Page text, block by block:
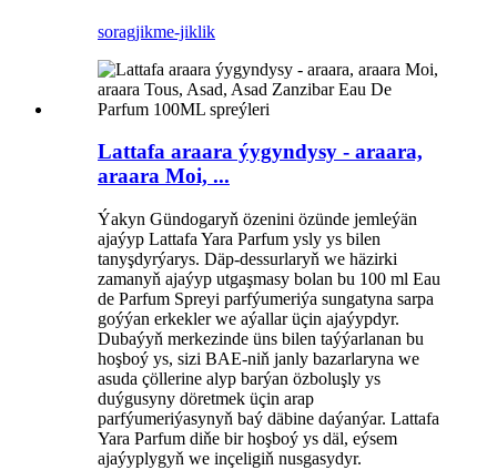
soragjikme-jiklik
Lattafa araara ýygyndysy - araara,
araara Moi, ...
Ýakyn Gündogaryň özenini özünde jemleýän
ajaýyp Lattafa Yara Parfum ysly ys bilen
tanyşdyrýarys. Däp-dessurlaryň we häzirki
zamanyň ajaýyp utgaşmasy bolan bu 100 ml Eau
de Parfum Spreyi parfýumeriýa sungatyna sarpa
goýýan erkekler we aýallar üçin ajaýypdyr.
Dubaýyň merkezinde üns bilen taýýarlanan bu
hoşboý ys, sizi BAE-niň janly bazarlaryna we
asuda çöllerine alyp barýan özboluşly ys
duýgusyny döretmek üçin arap
parfýumeriýasynyň baý däbine daýanýar. Lattafa
Yara Parfum diňe bir hoşboý ys däl, eýsem
ajaýyplygyň we inçeligiň nusgasydyr.